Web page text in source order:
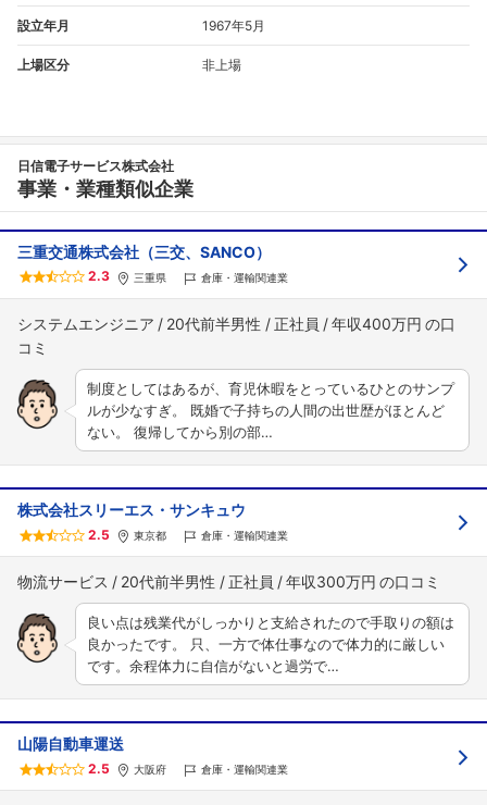
設立年月 1967年5月
上場区分 非上場
日信電子サービス株式会社
事業・業種類似企業
三重交通株式会社（三交、SANCO）
2.3 三重県 倉庫・運輸関連業
システムエンジニア 20代前半男性 正社員 年収400万円
制度としてはあるが、育児休暇をとっているひとのサンプ
ルが少なすぎ。 既婚で子持ちの人間の出世歴がほとんど
ない。 復帰してから別の部…
株式会社スリーエス・サンキュウ
2.5 東京都 倉庫・運輸関連業
物流サービス 20代前半男性 正社員 年収300万円
良い点は残業代がしっかりと支給されたので手取りの額は
良かったです。 只、一方で体仕事なので体力的に厳しい
です。余程体力に自信がないと過労で…
山陽自動車運送
2.5 大阪府 倉庫・運輸関連業